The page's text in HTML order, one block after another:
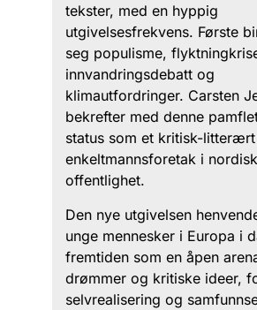
tekster, med en hyppig
utgivelsesfrekvens. Første
seg populisme,
innvandringsdebatt og
klimautfordringer. Carsten
bekrefter med denne
status som et kritisk-litterært
enkeltmannsforetak i nordisk
offentlighet.
Den nye utgivelsen
unge mennesker i Europa i
fremtiden som en åpen
drømmer og kritiske ideer,
selvrealisering og